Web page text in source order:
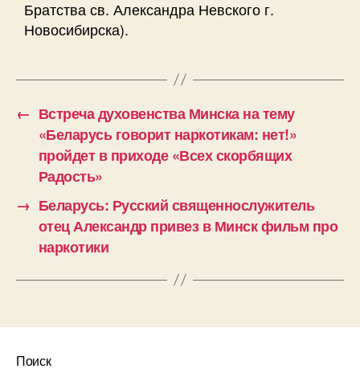
Братства св. Александра Невского г.
Новосибирска).
← Встреча духовенства Минска на тему
«Беларусь говорит наркотикам: нет!»
пройдет в приходе «Всех скорбящих
Радость»
→ Беларусь: Русский священнослужитель
отец Александр привез в Минск фильм про
наркотики
Поиск